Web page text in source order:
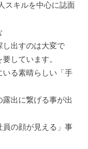
スキルを中心に誌面
し出すのは大変で
しています。
る素晴らしい「手
出に繋げる事が出
の顔が見える」事